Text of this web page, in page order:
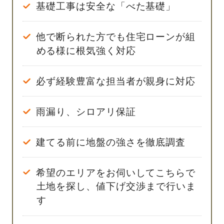
基礎工事は安全な「べた基礎」
他で断られた方でも住宅ローンが組
める様に根気強く対応
必ず経験豊富な担当者が親身に対応
雨漏り、シロアリ保証
建てる前に地盤の強さを徹底調査
希望のエリアをお伺いしてこちらで
土地を探し、値下げ交渉まで行いま
す